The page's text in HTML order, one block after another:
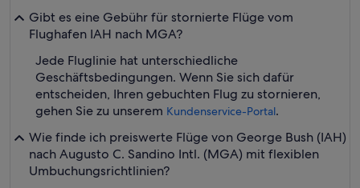
Gibt es eine Gebühr für stornierte Flüge vom
Flughafen IAH nach MGA?
Jede Fluglinie hat unterschiedliche
Geschäftsbedingungen. Wenn Sie sich dafür
entscheiden, Ihren gebuchten Flug zu stornieren,
gehen Sie zu unserem Kundenservice-Portal.
Wie finde ich preiswerte Flüge von George Bush (IAH)
nach Augusto C. Sandino Intl. (MGA) mit flexiblen
Umbuchungsrichtlinien?